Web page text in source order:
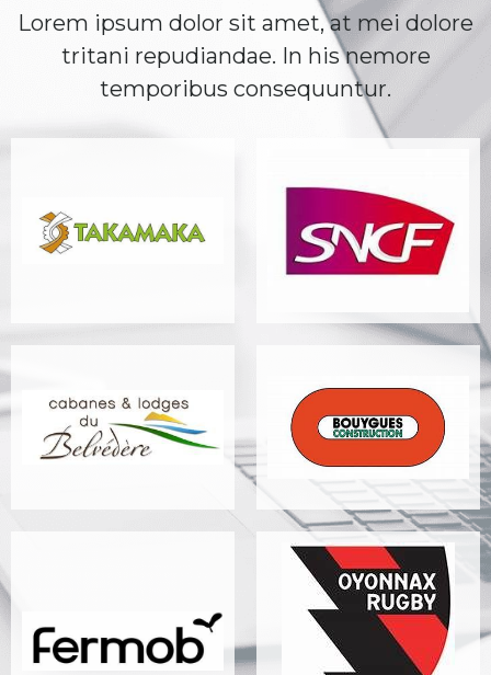
Lorem ipsum dolor sit amet, at mei dolore
tritani repudiandae. In his nemore
temporibus consequuntur.